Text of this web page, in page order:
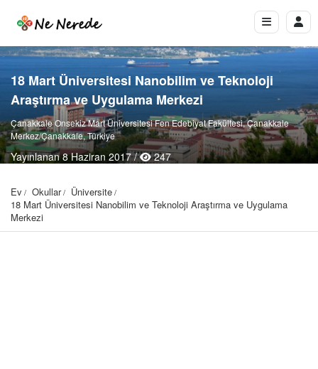
18 Mart Üniversitesi Nanobilim ve Teknoloji
Araştırma ve Uygulama Merkezi
Çanakkale Onsekiz Mart Üniversitesi Fen Edebiyat Fakültesi, Çanakkale
Merkez/Çanakkale, Türkiye
Yayınlanan 8 Haziran 2017 / 247
Ev Okullar
Üniversite
18 Mart Üniversitesi Nanobilim ve Teknoloji Araştırma ve Uygulama
Merkezi